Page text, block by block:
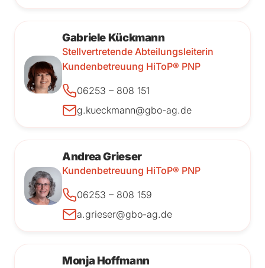
Gabriele Kückmann
Stellvertretende Abteilungsleiterin
Kundenbetreuung HiToP® PNP
06253 – 808 151
g.kueckmann@gbo-ag.de
Andrea Grieser
Kundenbetreuung HiToP® PNP
06253 – 808 159
a.grieser@gbo-ag.de
Monja Hoffmann